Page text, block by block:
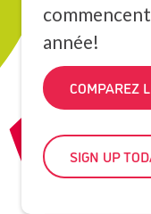
année!
COMPAREZ
SIGN UP